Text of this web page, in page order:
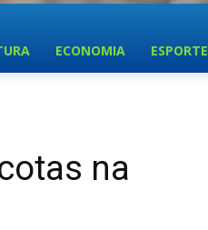
ECONOMIA ESPORTE
na